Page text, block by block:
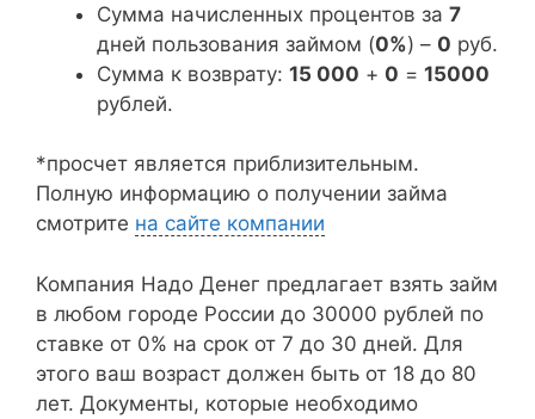
Сумма начисленных процентов за 7
дней пользования займом (0%) – 0 руб.
Сумма к возврату: 15 000 + 0 = 15000
рублей.
*просчет является приблизительным.
Полную информацию о получении займа
смотрите на сайте компании
Компания Надо Денег предлагает взять займ
в любом городе России до 30000 рублей по
ставке от 0% на срок от 7 до 30 дней. Для
этого ваш возраст должен быть от 18 до 80
лет. Документы, которые необходимо